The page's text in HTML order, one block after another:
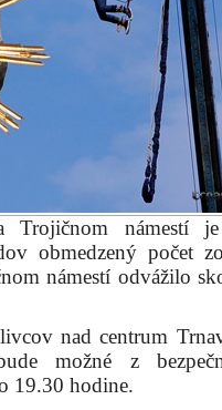
Trojičnom námestí
obmedzený počet
námestí odvážilo
nad centrum
možné z
19.30 hodine.